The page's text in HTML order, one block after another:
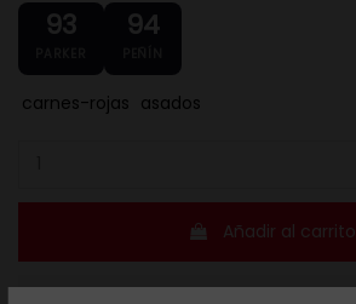
93 94
carnes-rojas asados
Añadir al carrito